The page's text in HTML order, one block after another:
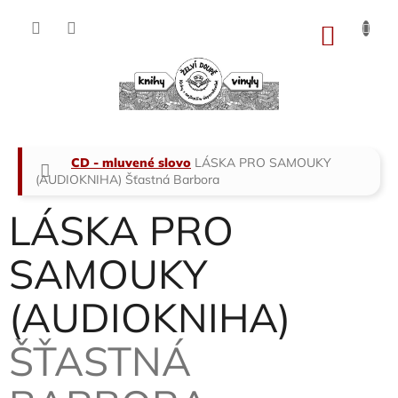
Domů
CD - mluvené slovo LÁSKA PRO SAMOUKY
(AUDIOKNIHA) Šťastná Barbora
LÁSKA PRO
SAMOUKY
(AUDIOKNIHA)
ŠŤASTNÁ